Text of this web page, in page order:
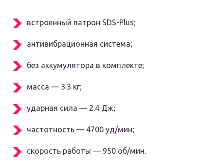
встроенный патрон SDS-Plus;
антивибрационная система;
без аккумулятора в комплекте;
масса — 3.3 кг;
ударная сила — 2.4 Дж;
частотность — 4700 уд/мин;
скорость работы — 950 об/мин.